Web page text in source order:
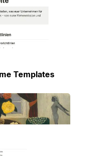
Templates